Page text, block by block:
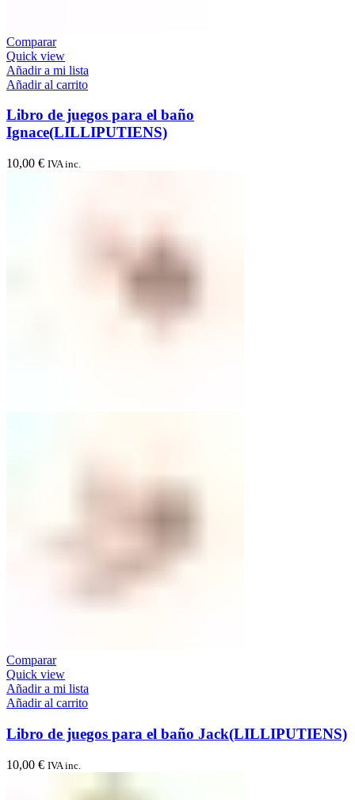
Comparar
Quick view
Añadir a mi lista
Añadir al carrito
Libro de juegos para el baño
Ignace(LILLIPUTIENS)
10,00 € IVA inc.
Comparar
Quick view
Añadir a mi lista
Añadir al carrito
Libro de juegos para el baño Jack(LILLIPUTIENS)
10,00 € IVA inc.